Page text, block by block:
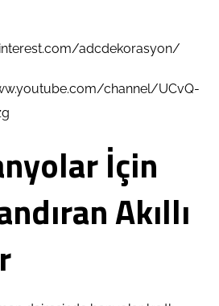
adcdekorasyon/
channel/UCvQ-
İçin
Akıllı